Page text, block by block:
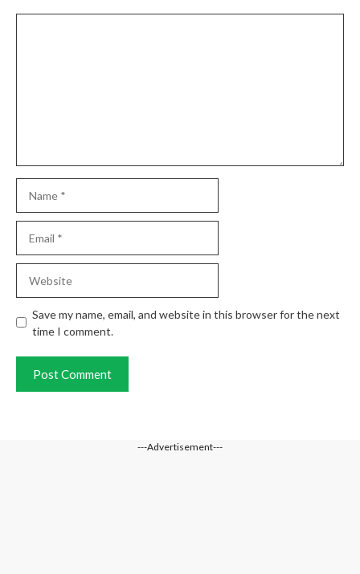
Save my name, email, and website in this browser for the next
time I comment.
---Advertisement---